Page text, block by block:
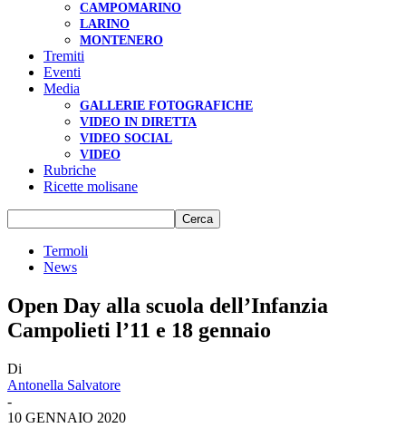
CAMPOMARINO
LARINO
MONTENERO
Tremiti
Eventi
Media
GALLERIE FOTOGRAFICHE
VIDEO IN DIRETTA
VIDEO SOCIAL
VIDEO
Rubriche
Ricette molisane
Termoli
News
Open Day alla scuola dell’Infanzia
Campolieti l’11 e 18 gennaio
Di
Antonella Salvatore
-
10 GENNAIO 2020